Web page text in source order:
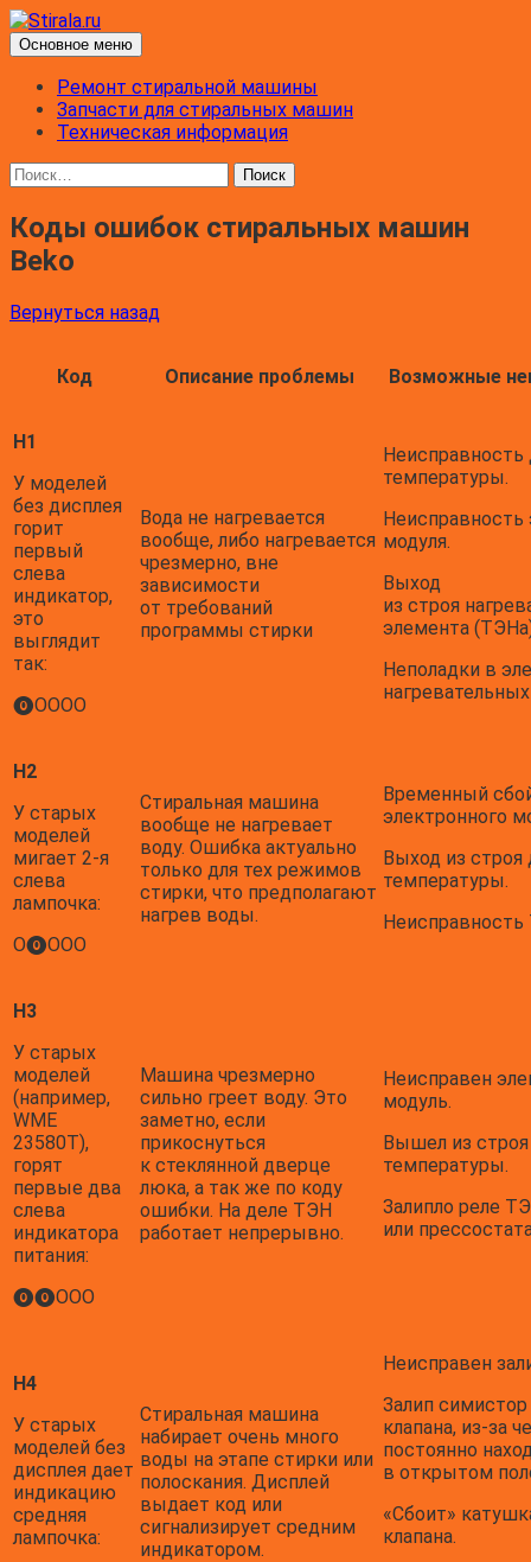
Перейти
к
содержимому
Stirala.ru
Поиск
Основное меню
Ремонт стиральной машины
Запчасти для стиральных машин
Техническая информация
Найти:
Коды ошибок стиральных машин
Beko
Вернуться назад
Код Описание проблемы Возможные
Н1
У моделей
без дисплея
горит
первый
слева
индикатор,
это
выглядит
так:
⓿ОООО
Вода не нагревается
вообще, либо нагревается
чрезмерно, вне
зависимости
от требований
программы стирки
Неисправность
температуры.
Неисправность
модуля.
Выход
из строя
элемента
Неполадки в
H2
У старых
моделей
мигает 2-я
слева
лампочка:
О⓿ООО
Стиральная машина
вообще не нагревает
воду. Ошибка актуально
только для тех режимов
стирки, что предполагают
нагрев воды.
Временный
электронного
Выход из строя
температуры.
Неисправность
H3
У старых
моделей
(например,
WME
23580T),
горят
первые два
слева
индикатора
питания:
⓿⓿ООО
Машина чрезмерно
сильно греет воду. Это
заметно, если
прикоснуться
к стеклянной дверце
люка, а так же по коду
ошибки. На деле ТЭН
работает непрерывно.
Неисправен
модуль.
Вышел из строя
температуры.
Залипло реле
или
H4
У старых
моделей без
дисплея дает
индикацию
средняя
лампочка:
Стиральная машина
набирает очень много
воды на этапе стирки или
полоскания. Дисплей
выдает код или
сигнализирует средним
индикатором.
Неисправен
Залип симистор
клапана, из-за
постоянно
в открытом
«Сбоит»
клапана.